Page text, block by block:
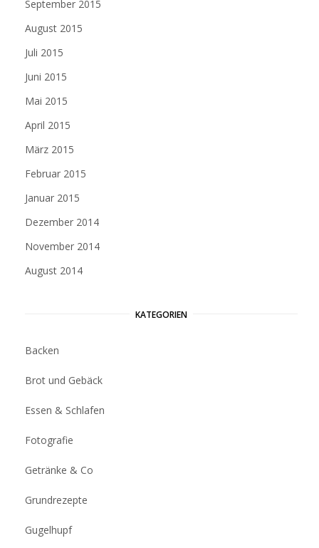
September 2015
August 2015
Juli 2015
Juni 2015
Mai 2015
April 2015
März 2015
Februar 2015
Januar 2015
Dezember 2014
November 2014
August 2014
KATEGORIEN
Backen
Brot und Gebäck
Essen & Schlafen
Fotografie
Getränke & Co
Grundrezepte
Gugelhupf